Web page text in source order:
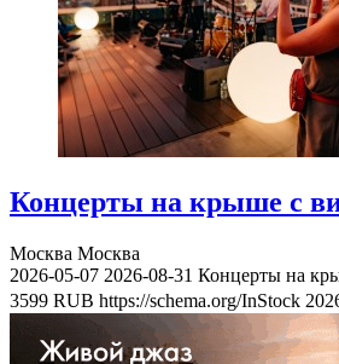
Концерты на крыше с
Москва Москва
2026-05-07 2026-08-31 Концерты на
3599 RUB https://schema.org/InStock